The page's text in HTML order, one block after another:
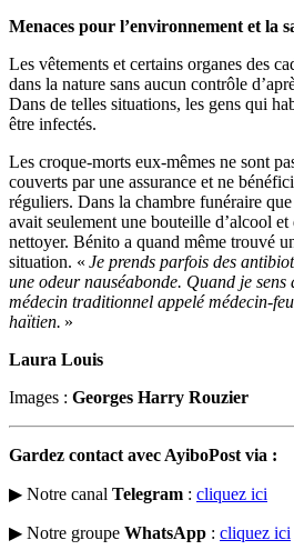
Menaces pour l’environnement et la
Les vêtements et certains organes des
dans la nature sans aucun contrôle
Dans de telles situations, les gens qui
être infectés.
Les croque-morts eux-mêmes ne sont
couverts par une assurance et ne
réguliers. Dans la chambre funéraire
avait seulement une bouteille d’alcool et
nettoyer. Bénito a quand même trouvé
situation. « Je prends parfois des
une odeur nauséabonde. Quand je
médecin traditionnel appelé médecin-
haïtien. »
Laura Louis
Images : Georges Harry Rouzier
Gardez contact avec AyiboPost via :
▶ Notre canal Telegram : cliquez ici
▶ Notre groupe WhatsApp : cliquez ici